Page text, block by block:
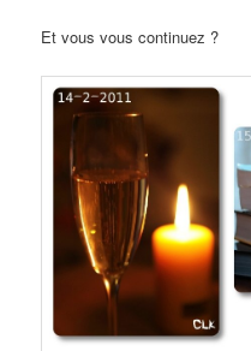
Et vous vous continuez ?